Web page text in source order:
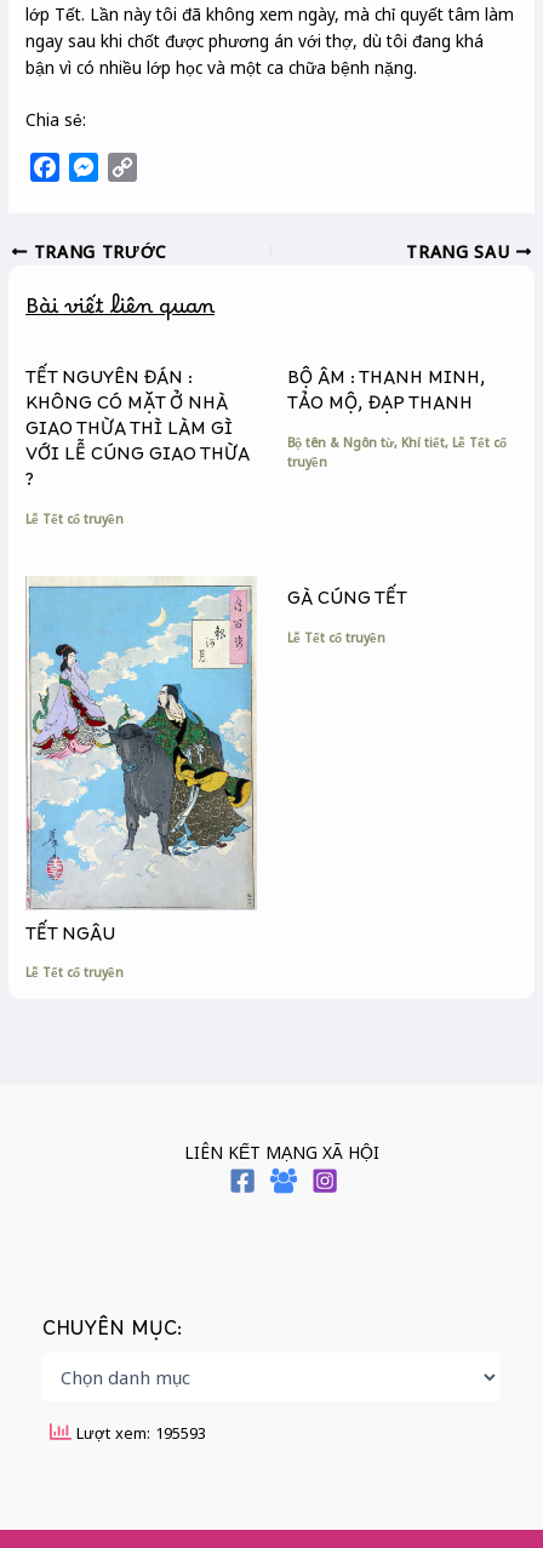
lớp Tết. Lần này tôi đã không xem ngày, mà chỉ quyết tâm làm
ngay sau khi chốt được phương án với thợ, dù tôi đang khá
bận vì có nhiều lớp học và một ca chữa bệnh nặng.
Chia sẻ:
e
o
k
M
s
n
e
r
y
i
k
TRANG TRƯỚC TRANG SAU
Bài viết liên quan
TẾT NGUYÊN ĐÁN :
KHÔNG CÓ MẶT Ở NHÀ
GIAO THỪA THÌ LÀM GÌ
VỚI LỄ CÚNG GIAO THỪA
?
Lễ Tết cổ truyền
BỘ ÂM : THANH MINH,
TẢO MỘ, ĐẠP THANH
Bộ tên & Ngôn từ, Khí tiết, Lễ Tết cổ
truyền
TẾT NGÂU
Lễ Tết cổ truyền
GÀ CÚNG TẾT
Lễ Tết cổ truyền
LIÊN KẾT MẠNG XÃ HỘI
CHUYÊN MỤC:
Lượt xem: 195593